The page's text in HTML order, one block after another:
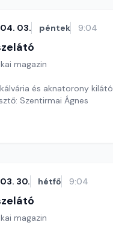
03. péntek 9:04
magazin
és aknatorony kilátó
Szentirmai Ágnes
30. hétfő 9:04
magazin